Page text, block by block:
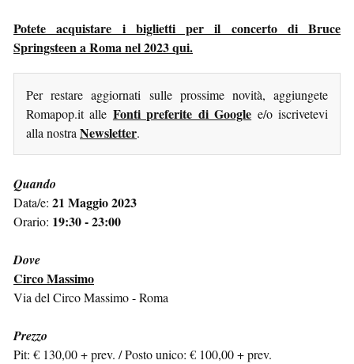
Potete acquistare i biglietti per il concerto di Bruce
Springsteen a Roma nel 2023 qui.
Per restare aggiornati sulle prossime novità, aggiungete
Romapop.it alle Fonti preferite di Google e/o iscrivetevi
alla nostra Newsletter.
Quando
Data/e: 21 Maggio 2023
Orario: 19:30 - 23:00
Dove
Circo Massimo
Via del Circo Massimo - Roma
Prezzo
Pit: € 130,00 + prev. / Posto unico: € 100,00 + prev.